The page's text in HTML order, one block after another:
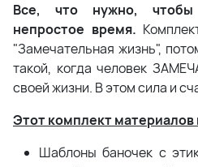
Все, что нужно,
непростое время.
"Замечательная жизнь",
такой, когда человек
своей жизни. В этом сила и
Этот комплект материалов
Шаблоны баночек с